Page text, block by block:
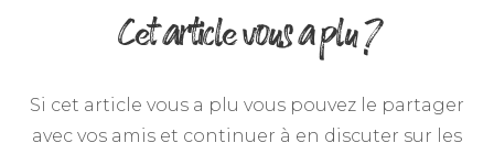
Cet article vous a plu ?
Si cet article vous a plu vous pouvez le partager
avec vos amis et continuer à en discuter sur les